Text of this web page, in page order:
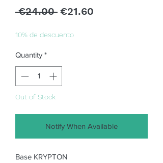
€24.00 Regular
€21.60
10% de descuento
Quantity *
Out of Stock
Notify When Available
Base KRYPTON